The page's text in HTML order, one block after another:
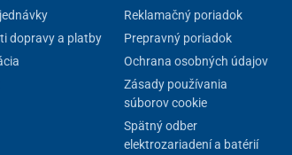
dopravy a platby
Reklamačný poriadok
Prepravný poriadok
Ochrana osobných údajov
Zásady používania
súborov cookie
Spätný odber
elektrozariadení a batérií